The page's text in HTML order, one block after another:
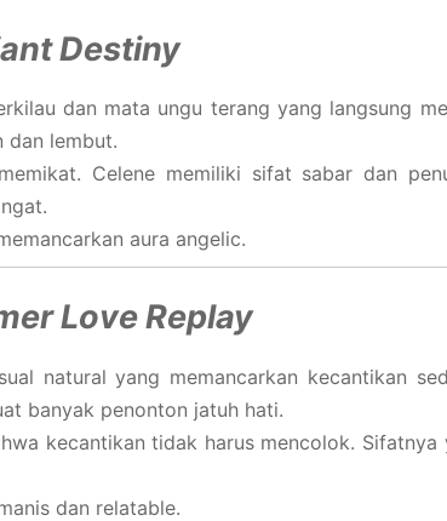
Destiny
dan mata ungu terang yang langsung
dan lembut.
Celene memiliki sifat sabar dan
aura angelic.
Love Replay
natural yang memancarkan kecantikan
banyak penonton jatuh hati.
kecantikan tidak harus mencolok. Sifatnya
dan relatable.